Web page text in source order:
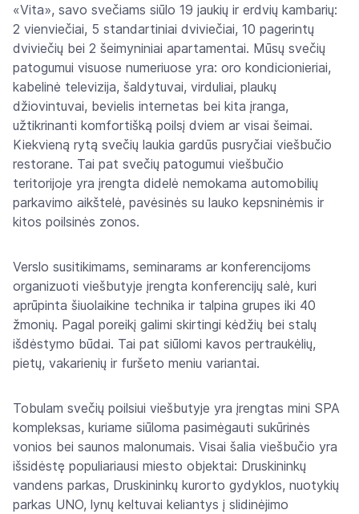
«Vita», savo svečiams siūlo 19 jaukių ir erdvių kambarių:
2 vienviečiai, 5 standartiniai dviviečiai, 10 pagerintų
dviviečių bei 2 šeimyniniai apartamentai. Mūsų svečių
patogumui visuose numeriuose yra: oro kondicionieriai,
kabelinė televizija, šaldytuvai, virduliai, plaukų
džiovintuvai, bevielis internetas bei kita įranga,
užtikrinanti komfortišką poilsį dviem ar visai šeimai.
Kiekvieną rytą svečių laukia gardūs pusryčiai viešbučio
restorane. Tai pat svečių patogumui viešbučio
teritorijoje yra įrengta didelė nemokama automobilių
parkavimo aikštelė, pavėsinės su lauko kepsninėmis ir
kitos poilsinės zonos.
Verslo susitikimams, seminarams ar konferencijoms
organizuoti viešbutyje įrengta konferencijų salė, kuri
aprūpinta šiuolaikine technika ir talpina grupes iki 40
žmonių. Pagal poreikį galimi skirtingi kėdžių bei stalų
išdėstymo būdai. Tai pat siūlomi kavos pertraukėlių,
pietų, vakarienių ir furšeto meniu variantai.
Tobulam svečių poilsiui viešbutyje yra įrengtas mini SPA
kompleksas, kuriame siūloma pasimėgauti sukūrinės
vonios bei saunos malonumais. Visai šalia viešbučio yra
išsidėstę populiariausi miesto objektai: Druskininkų
vandens parkas, Druskininkų kurorto gydyklos, nuotykių
parkas UNO, lynų keltuvai keliantys į slidinėjimo